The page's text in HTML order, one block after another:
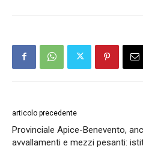
articolo precedente
Provinciale Apice-Benevento,
avvallamenti e mezzi pesanti: